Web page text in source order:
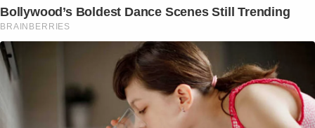
Bollywood’s Boldest Dance Scenes Still Trending
BRAINBERRIES